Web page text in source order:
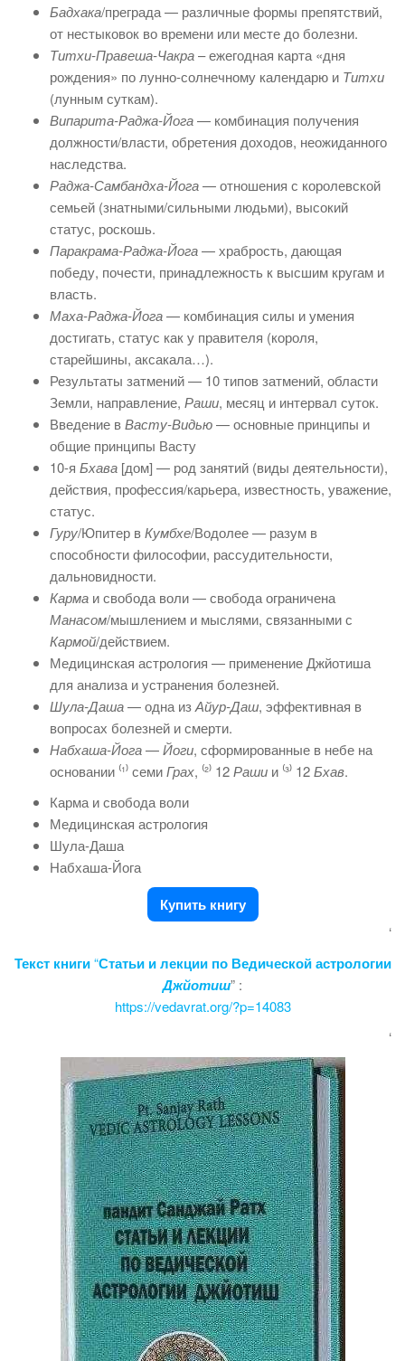
Бадхака/преграда — различные формы препятствий,
от нестыковок во времени или месте до болезни.
Титхи-Правеша-Чакра– ежегодная карта «дня
рождения» по лунно-солнечному календарю и Титхи
(лунным суткам).
Випарита-Раджа-Йога— комбинация получения
должности/власти, обретения доходов, неожиданного
наследства.
Раджа-Самбандха-Йога— отношения с королевской
семьей (знатными/сильными людьми), высокий
статус, роскошь.
Паракрама-Раджа-Йога— храбрость, дающая
победу, почести, принадлежность к высшим кругам и
власть.
Маха-Раджа-Йога— комбинация силы и умения
достигать, статус как у правителя (короля,
старейшины, аксакала…).
Результаты затмений — 10 типов затмений, области
Земли, направление, Раши, месяц и интервал суток.
Введение вВасту-Видью— основные принципы и
общие принципы Васту
10-я Бхава [дом] — род занятий (виды деятельности),
действия, профессия/карьера, известность, уважение,
статус.
Гуру/Юпитер вКумбхе/Водолее — разум в
способности философии, рассудительности,
дальновидности.
Карма и свобода воли — свобода ограничена
Манасом/мышлением и мыслями, связанными с
Кармой/действием.
Медицинская астрология — применение Джйотиша
для анализа и устранения болезней.
Шула-Даша— одна изАйур-Даш, эффективная в
вопросах болезней и смерти.
Набхаша-Йога—Йоги, сформированные в небе на
основании ⁽¹⁾ семиГрах, ⁽²⁾ 12Раши и ⁽³⁾ 12Бхав.
Карма и свобода воли
Медицинская астрология
Шула-Даша
Набхаша-Йога
Купить книгу
‘
Текст книги“Статьи и лекции по Ведической астрологии
Джйотиш” :
https://vedavrat.org/?p=14083
‘